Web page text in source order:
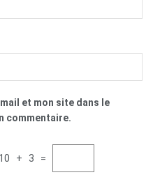
et mon site dans le
commentaire.
10 + 3 =